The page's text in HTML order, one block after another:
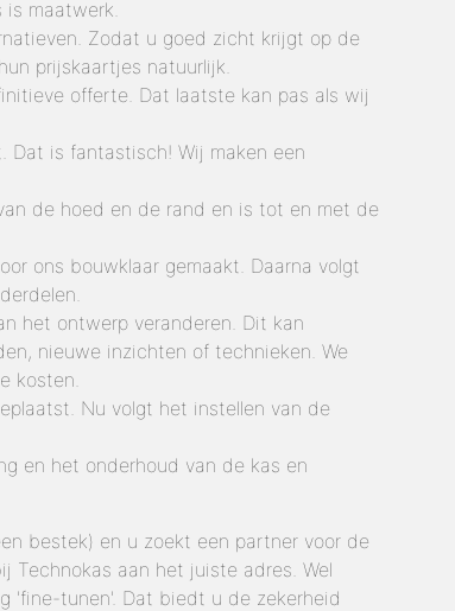
is maatwerk.
Zodat u goed zicht krijgt op de
prijskaartjes natuurlijk.
offerte. Dat laatste kan pas als wij
is fantastisch! Wij maken een
de hoed en de rand en is tot en met de
ons bouwklaar gemaakt. Daarna volgt
het ontwerp veranderen. Dit kan
nieuwe inzichten of technieken. We
kosten.
Nu volgt het instellen van de
en het onderhoud van de kas en
bestek) en u zoekt een partner voor de
Technokas aan het juiste adres. Wel
'fine-tunen'. Dat biedt u de zekerheid